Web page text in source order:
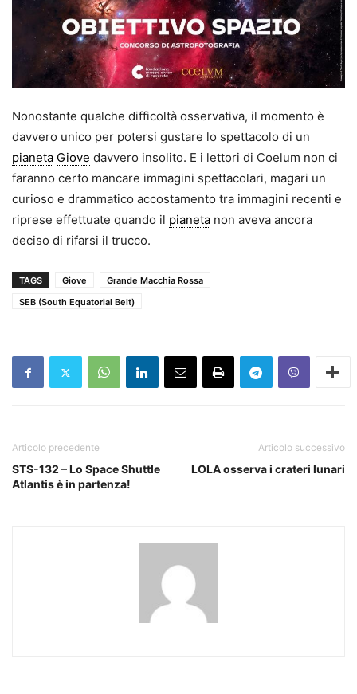
Nonostante qualche difficoltà osservativa, il momento è
davvero unico per potersi gustare lo spettacolo di un
pianeta Giove davvero insolito. E i lettori di Coelum non ci
faranno certo mancare immagini spettacolari, magari un
curioso e drammatico accostamento tra immagini recenti e
riprese effettuate quando il pianeta non aveva ancora
deciso di rifarsi il trucco.
TAGS Giove
Grande Macchia Rossa
SEB (South Equatorial Belt)
Articolo precedente
STS-132 – Lo Space Shuttle
Atlantis è in partenza!
Articolo successivo
LOLA osserva i crateri lunari